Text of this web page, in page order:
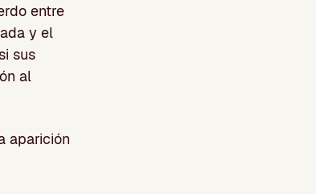
entre
y el
sus
al
aparición